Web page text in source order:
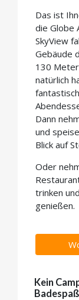
Das ist
die Globe
SkyView
Gebäude
130
natürlich
Dann
und
Blick auf
Oder
trinken
genießen.
Kein